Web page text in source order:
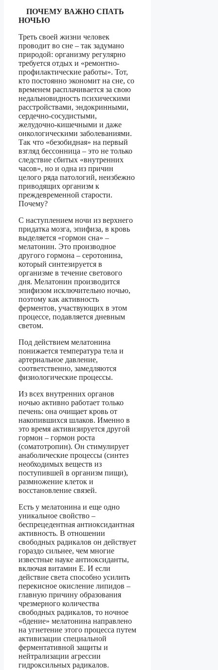
ПОЧЕМУ ВАЖНО СПАТЬ
НОЧЬЮ
Треть своей жизни человек
проводит во сне – так задумано
природой: организму регулярно
требуется отдых и «ремонтно-
профилактические работы». Тот,
кто постоянно экономит на сне, со
временем расплачивается за свою
недальновидность психическими
расстройствами, эндокринными,
сердечно-сосудистыми,
желудочно-кишечными и даже
онкологическими заболеваниями.
Так что «безобидная» на первый
взгляд бессонница – это не только
следствие сбитых «внутренних
часов», но и одна из причин
целого ряда патологий, неизбежно
приводящих организм к
преждевременной старости.
Почему?
С наступлением ночи из верхнего
придатка мозга, эпифиза, в кровь
выделяется «гормон сна» –
мелатонин. Это производное
другого гормона – серотонина,
который синтезируется в
организме в течение светового
дня. Мелатонин производится
эпифизом исключительно ночью,
поэтому как активность
ферментов, участвующих в этом
процессе, подавляется дневным
светом.
Под действием мелатонина
понижается температура тела и
артериальное давление,
соответственно, замедляются
физиологические процессы.
Из всех внутренних органов
ночью активно работает только
печень: она очищает кровь от
накопившихся шлаков. Именно в
это время активизируется другой
гормон – гормон роста
(соматотропин). Он стимулирует
анаболические процессы (синтез
необходимых веществ из
поступившей в организм пищи),
размножение клеток и
восстановление связей.
Есть у мелатонина и еще одно
уникальное свойство –
беспрецедентная антиоксидантная
активность. В отношении
свободных радикалов он действует
гораздо сильнее, чем многие
известные науке антиоксиданты,
включая витамин Е. И если
действие света способно усилить
перекисное окисление липидов –
главную причину образования
чрезмерного количества
свободных радикалов, то ночное
«бдение» мелатонина направлено
на угнетение этого процесса путем
активизации специальной
ферментативной защиты и
нейтрализации агрессии
гидроксильных радикалов.